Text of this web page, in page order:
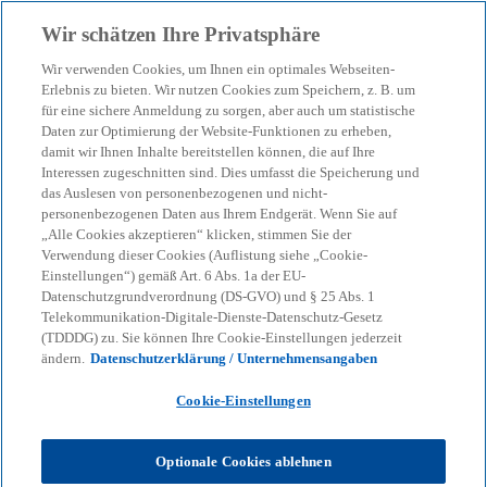
menu search
Dr. Victoria Röhricht
Wir schätzen Ihre Privatsphäre
Wir verwenden Cookies, um Ihnen ein optimales Webseiten-
Erlebnis zu bieten. Wir nutzen Cookies zum Speichern, z. B. um
für eine sichere Anmeldung zu sorgen, aber auch um statistische
Daten zur Optimierung der Website-Funktionen zu erheben,
damit wir Ihnen Inhalte bereitstellen können, die auf Ihre
Interessen zugeschnitten sind. Dies umfasst die Speicherung und
das Auslesen von personenbezogenen und nicht-
personenbezogenen Daten aus Ihrem Endgerät. Wenn Sie auf
„Alle Cookies akzeptieren“ klicken, stimmen Sie der
Verwendung dieser Cookies (Auflistung siehe „Cookie-
Einstellungen“) gemäß Art. 6 Abs. 1a der EU-
Datenschutzgrundverordnung (DS-GVO) und § 25 Abs. 1
Telekommunikation-Digitale-Dienste-Datenschutz-Gesetz
(TDDDG) zu. Sie können Ihre Cookie-Einstellungen jederzeit
ändern. Datenschutzerklärung / Unternehmensangaben
Cookie-Einstellungen
Optionale Cookies ablehnen